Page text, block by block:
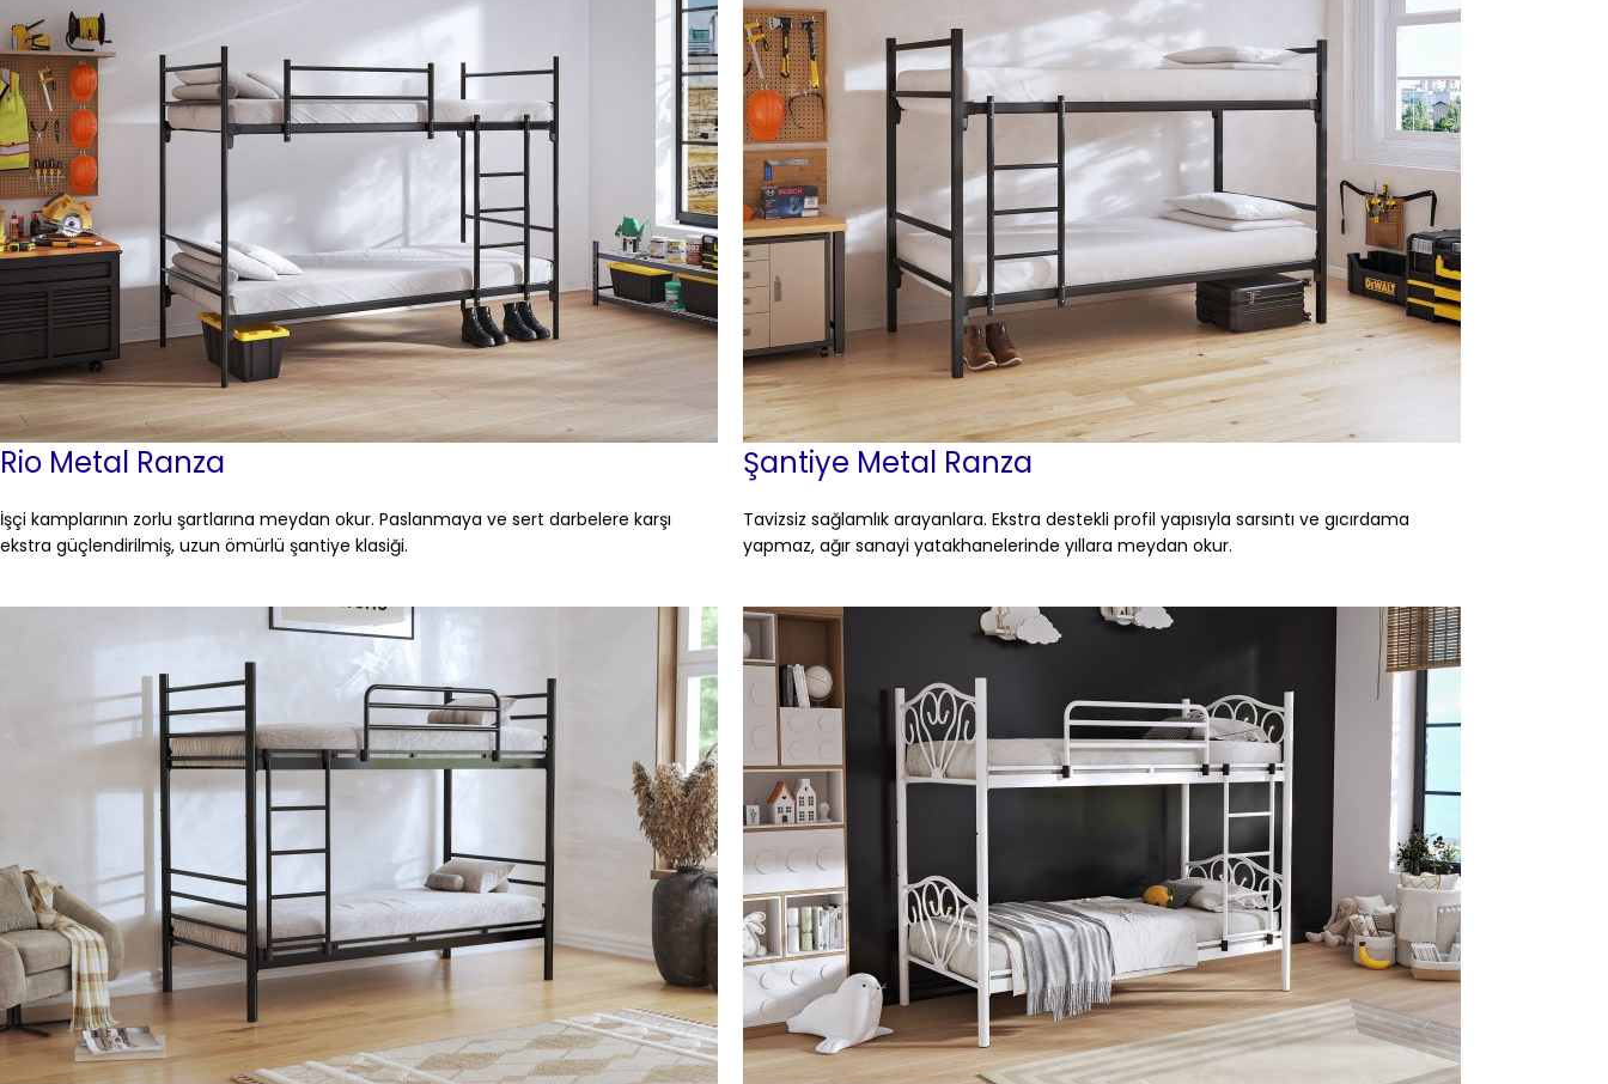
Rio Metal Ranza
İşçi kamplarının zorlu şartlarına meydan okur. Paslanmaya ve sert darbelere karşı
ekstra güçlendirilmiş, uzun ömürlü şantiye klasiği.
Şantiye Metal Ranza
Tavizsiz sağlamlık arayanlara. Ekstra destekli profil yapısıyla sarsıntı ve gıcırdama
yapmaz, ağır sanayi yatakhanelerinde yıllara meydan okur.